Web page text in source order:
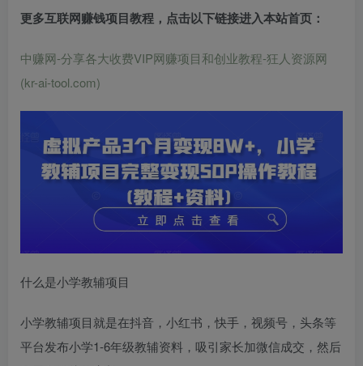
更多互联网赚钱项目教程，点击以下链接进入本站首页 ：
中赚网-分享各大收费VIP网赚项目和创业教程-狂人资源网
(kr-ai-tool.com)
什么是小学教辅项目
小学教辅项目就是在抖音，小红书，快手，视频号，头条等
平台发布小学1-6年级教辅资料，吸引家长加微信成交，然后